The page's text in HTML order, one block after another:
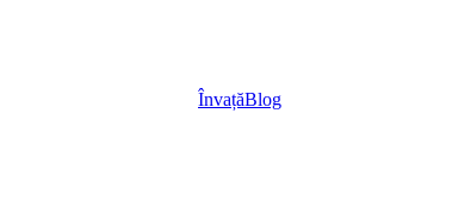
ÎnvațăBlog